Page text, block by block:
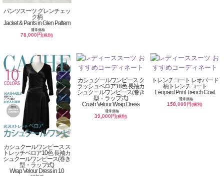
パンツスーツ グレンチェッ
ク柄
Jacket & Pants in Glen Pattern
通常価格
78,000円(税別)
カシュクールワンピース ス
トレッチベロア10色 長袖カ
シュクールワンピース(巻き
型・ラップ式)
Wrap Velour Dress in 10
カシュクールワンピース ク
ラッシュベロア18色 長袖カ
シュクールワンピース(巻き
型・ラップ式)
Crush Velour Wrap Dress
通常価格
39,000円(税別)
トレンチコート レオパード
柄トレンチコート
Leopard Print Trench Coat
通常価格
158,000円(税別)